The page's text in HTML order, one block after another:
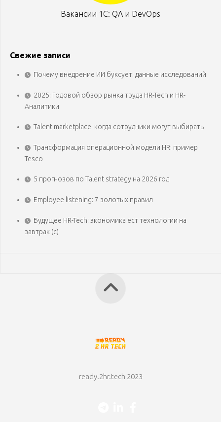
Вакансии 1С: QA и DevOps
Свежие записи
Почему внедрение ИИ буксует: данные исследований
2025: Годовой обзор рынка труда HR-Tech и HR-
Аналитики
Talent marketplace: когда сотрудники могут выбирать
Трансформация операционной модели HR: пример
Tesco
5 прогнозов по Talent strategy на 2026 год
Employee listening: 7 золотых правил
Будущее HR-Tech: экономика ест технологии на
завтрак (с)
ready.2hr.tech 2023